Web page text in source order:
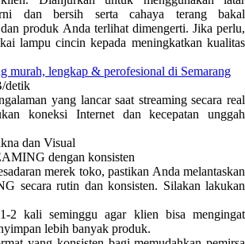
dan bersih serta cahaya terang bakal
produk Anda terlihat dimengerti. Jika perlu,
lampu cincin kepada meningkatkan kualitas
murah, lengkap & perofesional di Semarang
detik
yang lancar saat streaming secara real
koneksi Internet dan kecepatan unggah
dan Visual
dengan konsisten
merek toko, pastikan Anda melantaskan
secara rutin dan konsisten. Silakan lakukan
2 kali seminggu agar klien bisa mengingat
lebih banyak produk.